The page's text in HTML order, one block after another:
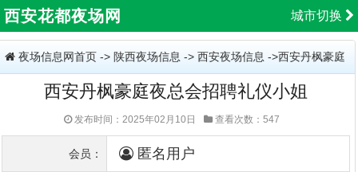
城市切换
西安花都夜场网
夜场信息网首页 -> 陕西夜场信息 -> 西安夜场信息 ->西安丹枫豪庭
夜总会招聘礼仪小姐
西安丹枫豪庭夜总会招聘礼仪小姐
发布时间：2025年02月10日 查看次数：547
会员： 匿名用户